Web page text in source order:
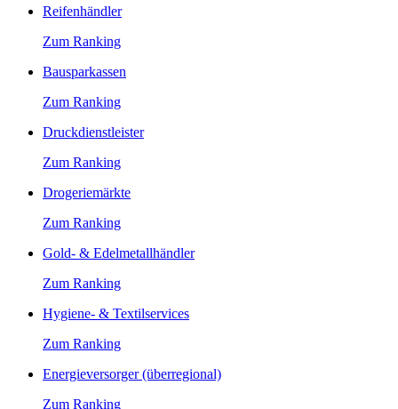
Reifenhändler
Zum Ranking
Bausparkassen
Zum Ranking
Druckdienstleister
Zum Ranking
Drogeriemärkte
Zum Ranking
Gold- & Edelmetallhändler
Zum Ranking
Hygiene- & Textilservices
Zum Ranking
Energieversorger (überregional)
Zum Ranking